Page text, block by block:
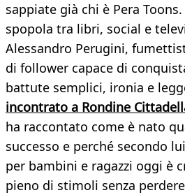
sappiate già chi è Pera
spopola tra libri, social e
Alessandro Perugini,
di follower capace di
battute semplici, ironia e
incontrato a Rondine
ha raccontato come è nato
successo e perché secondo
per bambini e ragazzi oggi è
pieno di stimoli senza